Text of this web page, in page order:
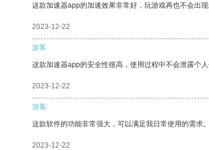
这款加速器app的加速效果非常好，玩游戏再也不会出
2023-12-22
游客
这款加速器app的安全性很高，使用过程中不会泄露个人
2023-12-22
游客
这款软件的功能非常强大，可以满足我日常使用的需求。
2023-12-22